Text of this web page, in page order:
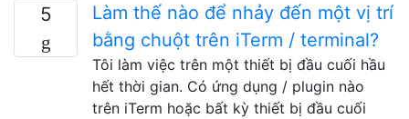
5
Làm thế nào để nhảy đến một vị trí
bằng chuột trên iTerm / terminal?
Tôi làm việc trên một thiết bị đầu cuối hầu
hết thời gian. Có ứng dụng / plugin nào
trên iTerm hoặc bất kỳ thiết bị đầu cuối